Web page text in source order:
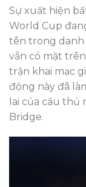
Sự xuất hiện
World Cup
tên trong danh
vẫn có mặt
trận khai mạc
động này đã
lai của cầu thủ
Bridge.